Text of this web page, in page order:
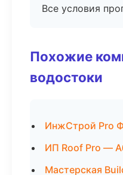
Все условия
Похожие
водостоки
ИнжСтрой Pro
ИП Roof Pro —
Мастерская